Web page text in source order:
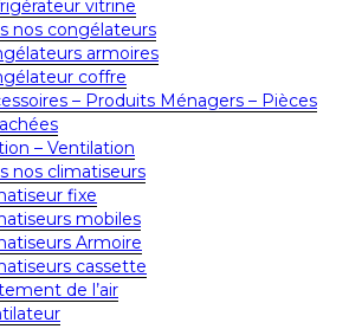
vitrine
nos congélateurs
armoires
coffre
– Produits Ménagers – Pièces
– Ventilation
nos climatiseurs
fixe
mobiles
Armoire
cassette
de l’air